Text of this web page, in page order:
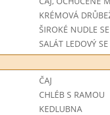
KRÉMOVÁ
ŠIROKÉ NUDLE
SALÁT LEDOVÝ
ČAJ
CHLÉB S RAMOU
KEDLUBNA